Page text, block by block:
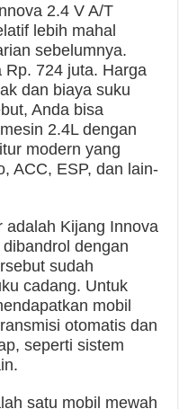
2.4 V A/T
lebih mahal
sebelumnya.
724 juta. Harga
dan biaya suku
Anda bisa
2.4L dengan
modern yang
ACC, ESP, dan lain-
adalah Kijang Innova
dengan
sudah
cadang. Untuk
mobil
otomatis dan
seperti sistem
satu mobil mewah